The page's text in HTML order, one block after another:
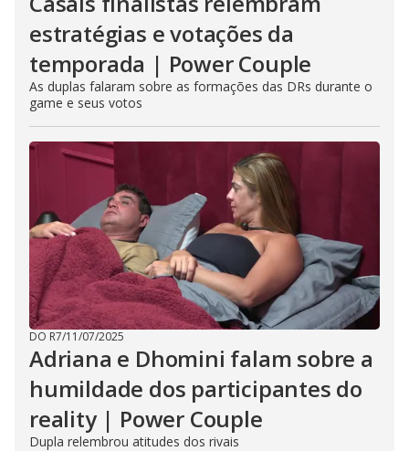
estratégias e votações da
temporada | Power Couple
As duplas falaram sobre as formações das DRs durante o
game e seus votos
DO R7/11/07/2025
Adriana e Dhomini falam sobre a
humildade dos participantes do
reality | Power Couple
Dupla relembrou atitudes dos rivais